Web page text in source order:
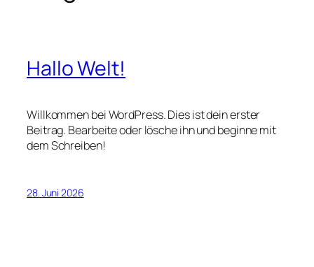
Hallo Welt!
Willkommen bei WordPress. Dies ist dein erster
Beitrag. Bearbeite oder lösche ihn und beginne mit
dem Schreiben!
28. Juni 2026